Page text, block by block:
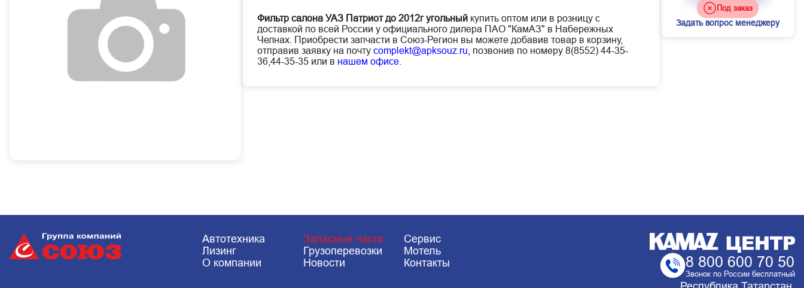
Фильтр салона УАЗ Патриот до 2012г угольный купить оптом или в розницу с
доставкой по всей России у официального дилера ПАО "КамАЗ" в Набережных
Челнах. Приобрести запчасти в Союз-Регион вы можете добавив товар в корзину,
отправив заявку на почту complekt@apksouz.ru, позвонив по номеру 8(8552) 44-35-
36,44-35-35 или в нашем офисе
Под заказ
Задать вопрос менеджеру
Автотехника Запасные части
Сервис
Лизинг
Грузоперевозки
Мотель
О компании
Новости Контакты 8 800 600 70 50
Звонок по России бесплатный